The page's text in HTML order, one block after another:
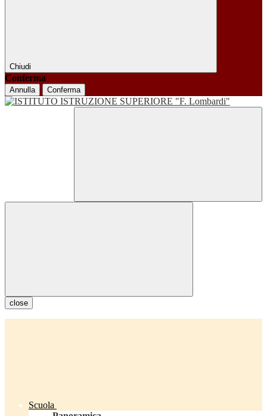
Chiudi
Conferma
Annulla Conferma
close
Scuola